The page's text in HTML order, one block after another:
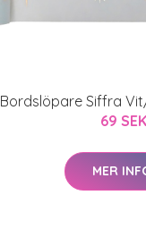
Bordslöpare Siffra
69 SEK
MER